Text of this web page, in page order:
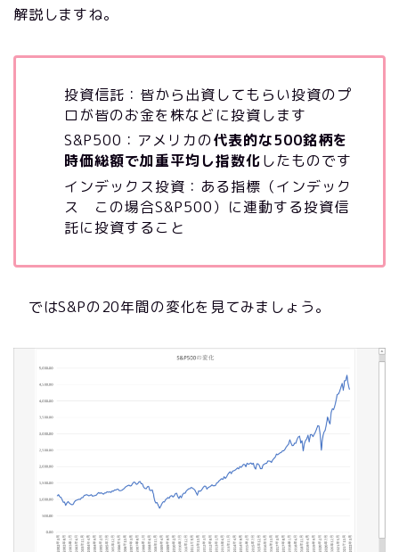
解説しますね。
投資信託：皆から出資してもらい投資のプ
ロが皆のお金を株などに投資します
S&P500：アメリカの代表的な500銘柄を
時価総額で加重平均し指数化したものです
インデックス投資：ある指標（インデック
ス この場合S&P500）に連動する投資信
託に投資すること
ではS&Pの20年間の変化を見てみましょう。